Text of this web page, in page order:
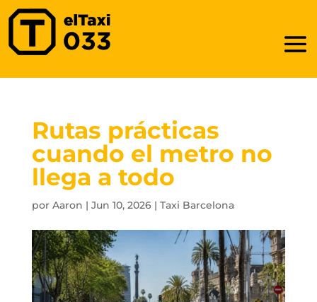
Rutas prácticas
cuando el metro no
llega a todo
por Aaron | Jun 10, 2026| Taxi Barcelona